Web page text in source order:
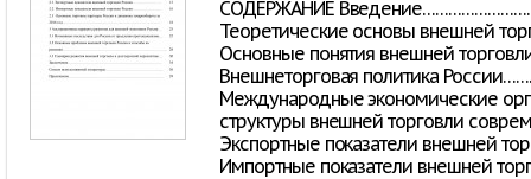
СОДЕРЖАНИЕ
Теоретические основы внешней
Основные понятия внешней
Внешнеторговая политика
Международные экономические
структуры внешней торговли
Экспортные показатели внешней
Импортные показатели внешней